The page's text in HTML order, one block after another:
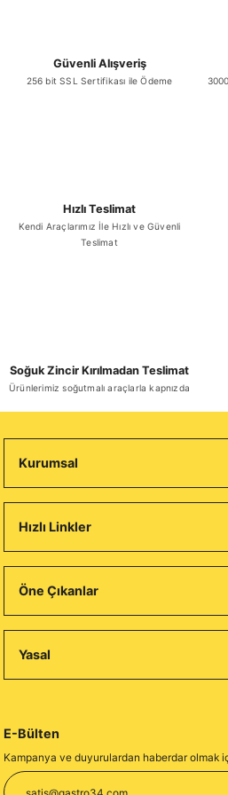
Güvenli Alışveriş
256 bit SSL Sertifikası ile Ödeme
Hızlı Teslimat
Kendi Araçlarımız İle Hızlı ve Güvenli
Teslimat
Soğuk Zincir Kırılmadan Teslimat
Ürünlerimiz soğutmalı araçlarla kapnızda
Kurumsal
Hızlı Linkler
Öne Çıkanlar
Yasal
E-Bülten
Kampanya ve duyurulardan haberdar olmak